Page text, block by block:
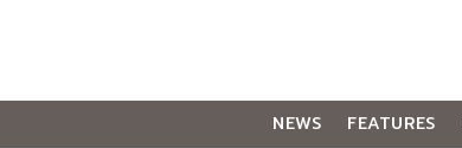
NEWS FEATURES